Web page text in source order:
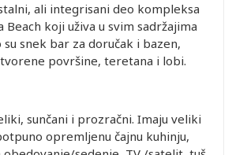
ali integrisani deo kompleksa
Beach koji uživa u svim sadržajima
snek bar za doručak i bazen,
površine, teretana i lobi.
sunčani i prozračni. Imaju veliki
opremljenu čajnu kuhinju,